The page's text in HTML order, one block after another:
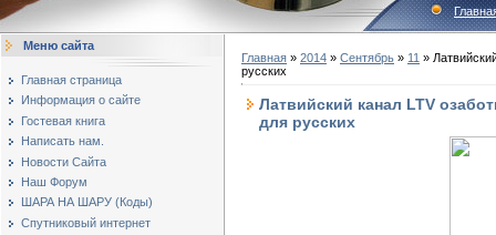
Меню сайта
Главная страница
Информация о сайте
Гостевая книга
Написать нам.
Новости Сайта
Наш Форум
ШАРА НА ШАРУ (Коды)
Спутниковый интернет
Главная » 2014 » Сентябрь » 11 »
русских
Латвийский канал LTV
для русских